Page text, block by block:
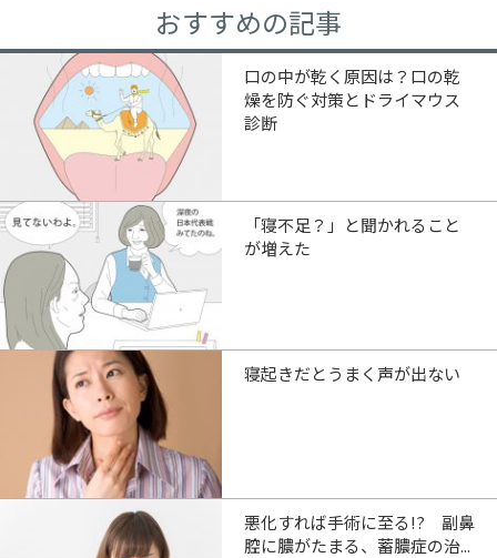
おすすめの記事
口の中が乾く原因は？口の乾
燥を防ぐ対策とドライマウス
診断
「寝不足？」と聞かれること
が増えた
寝起きだとうまく声が出ない
悪化すれば手術に至る!? 副鼻
腔に膿がたまる、蓄膿症の治...